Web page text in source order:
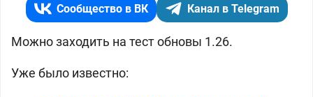
Сообщество в ВК Канал в Telegram
Можно заходить на тест обновы 1.26.
Уже было известно: